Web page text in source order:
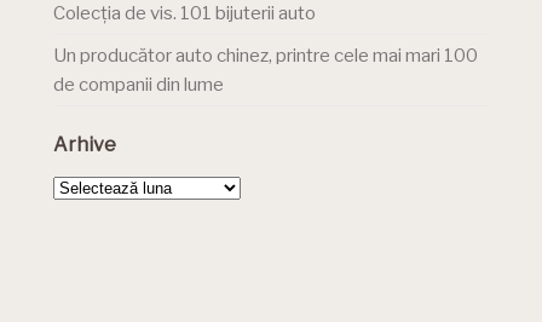
Colecția de vis. 101 bijuterii auto
Un producător auto chinez, printre cele mai mari 100
de companii din lume
Arhive
Arhive